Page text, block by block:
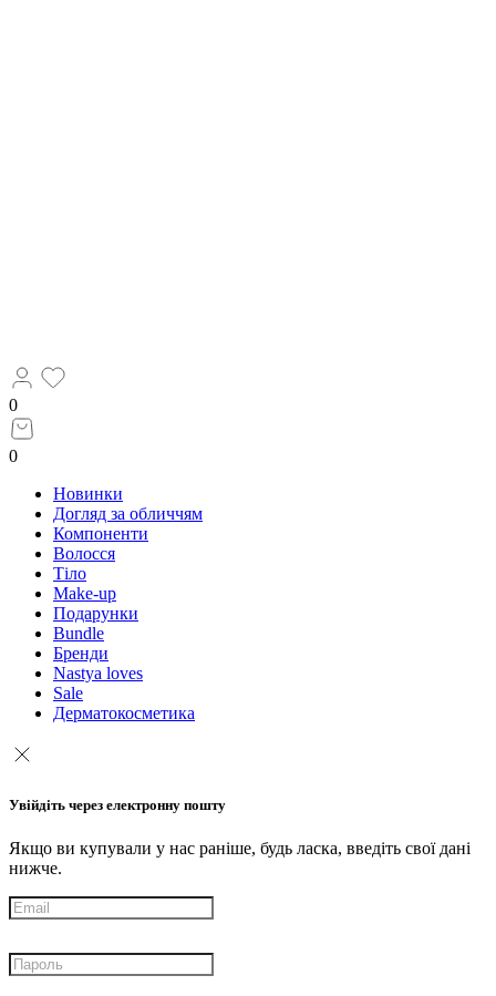
0
0
Новинки
Догляд за обличчям
Компоненти
Волосся
Тіло
Make-up
Подарунки
Bundle
Бренди
Nastya loves
Sale
Дерматокосметика
Увійдіть через електронну пошту
Якщо ви купували у нас раніше, будь ласка, введіть свої дані
нижче.